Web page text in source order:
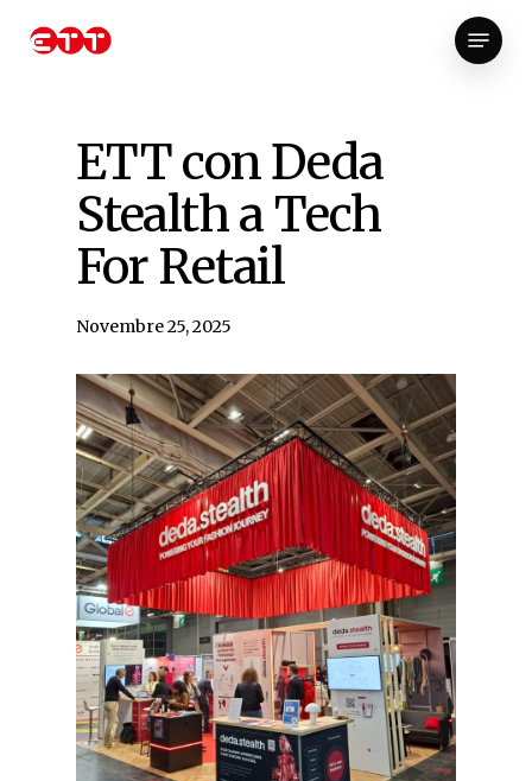
Menu
ETT con Deda
Stealth a Tech
For Retail
Novembre 25, 2025